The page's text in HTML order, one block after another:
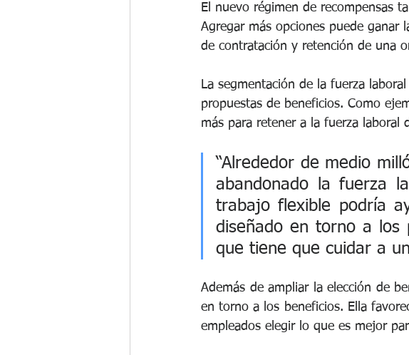
El nuevo régimen de recompensas
Agregar más opciones puede ganar
de contratación y retención de una
La segmentación de la fuerza
propuestas de beneficios. Como
más para retener a la fuerza laboral
“Alrededor de medio
abandonado la fuerza
trabajo flexible podría
diseñado en torno a los
que tiene que cuidar a
Además de ampliar la elección de
en torno a los beneficios. Ella
empleados elegir lo que es mejor